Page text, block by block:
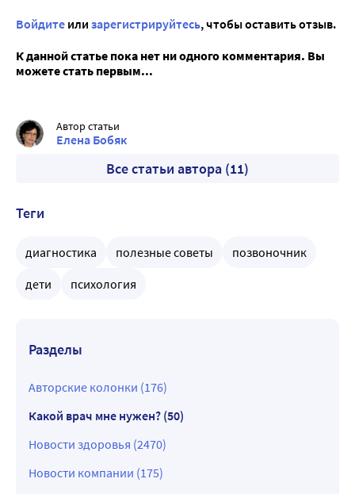
Войдите или зарегистрируйтесь, чтобы оставить отзыв.
К данной статье пока нет ни одного комментария. Вы
можете стать первым...
Автор статьи
Елена Бобяк
Все статьи автора (11)
Теги
диагностика полезные советы
позвоночник
дети
психология
Разделы
Авторские колонки (176)
Какой врач мне нужен? (50)
Новости здоровья (2470)
Новости компании (175)